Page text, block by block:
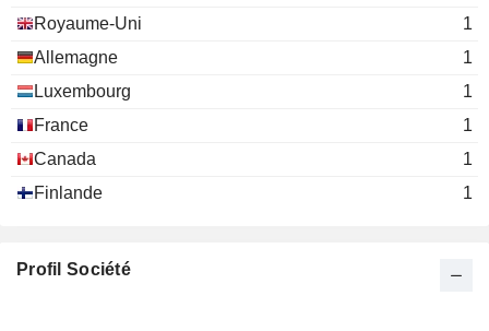
Royaume-Uni
1
Allemagne
1
Luxembourg
1
France
1
Canada
1
Finlande
1
Profil Société